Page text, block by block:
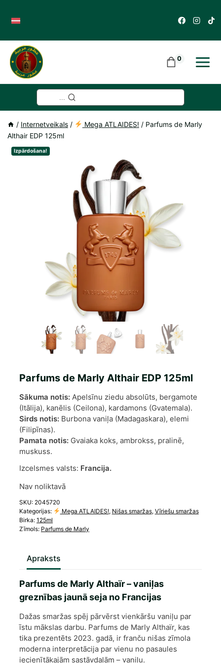
content
0
/ Internetveikals / Mega ATLAIDES! / Parfums de Marly
Althair EDP 125ml
Izpārdošana!
Parfums de Marly Althair EDP 125ml
Sākuma notis: Apelsīnu ziedu absolūts, bergamote
(Itālija), kanēlis (Ceilona), kardamons (Gvatemala).
Sirds notis: Burbona vaniļa (Madagaskara), elemi
(Filipīnas).
Pamata notis: Gvaiaka koks, ambrokss, pralinē,
muskuss.
Izcelsmes valsts: Francija.
Nav noliktavā
SKU: 2045720
Kategorijas:
Mega ATLAIDES!, Nišas smaržas, Vīriešu smaržas
Birka: 125ml
Zīmols: Parfums de Marly
Apraksts
Parfums de Marly Althaïr – vaniļas
greznības jaunā seja no Francijas
Dažas smaržas spēj pārvērst vienkāršu vaniļu par
īstu mākslas darbu. Parfums de Marly Althaïr, kas
tika prezentēts 2023. gadā, ir franču nišas zīmola
moderna interpretācija par vienu no pasaules
iecienītākajām sastāvdaļām – vaniļu.